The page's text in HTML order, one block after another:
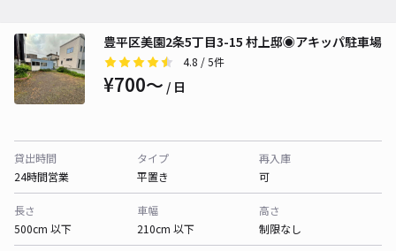
豊平区美園2条5丁目3-15 村上邸◉アキッパ駐車場
4.8 / 5件
¥700〜 / 日
貸出時間
24時間営業
タイプ
平置き
再入庫
可
長さ
500cm 以下
車幅
210cm 以下
高さ
制限なし